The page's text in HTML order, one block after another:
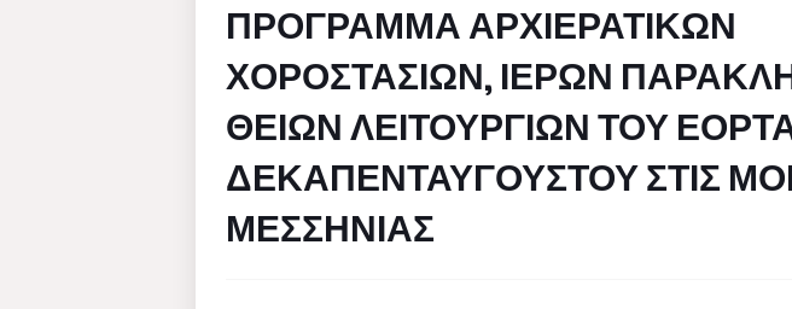
ΠΡΟΓΡΑΜΜΑ ΑΡΧΙΕΡΑΤΙΚΩΝ
ΧΟΡΟΣΤΑΣΙΩΝ, ΙΕΡΩΝ
ΘΕΙΩΝ ΛΕΙΤΟΥΡΓΙΩΝ ΤΟΥ
ΔΕΚΑΠΕΝΤΑΥΓΟΥΣΤΟΥ ΣΤΙΣ
ΜΕΣΣΗΝΙΑΣ